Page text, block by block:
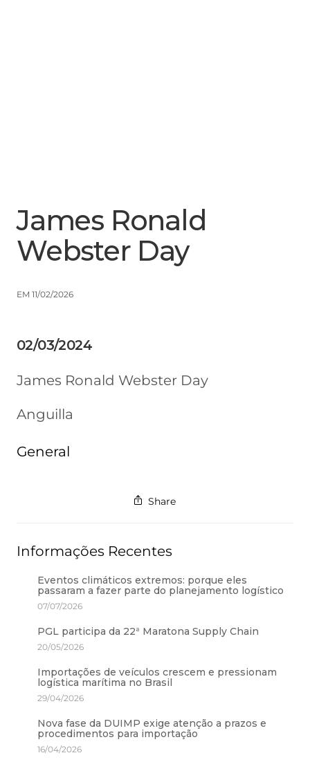
James Ronald
Webster Day
EM 11/02/2026
02/03/2024
James Ronald Webster Day
Anguilla
General
Share
Informações Recentes
Eventos climáticos extremos: porque eles
passaram a fazer parte do planejamento logístico
07/07/2026
PGL participa da 22ª Maratona Supply Chain
20/05/2026
Importações de veículos crescem e pressionam
logística marítima no Brasil
29/04/2026
Nova fase da DUIMP exige atenção a prazos e
procedimentos para importação
16/04/2026